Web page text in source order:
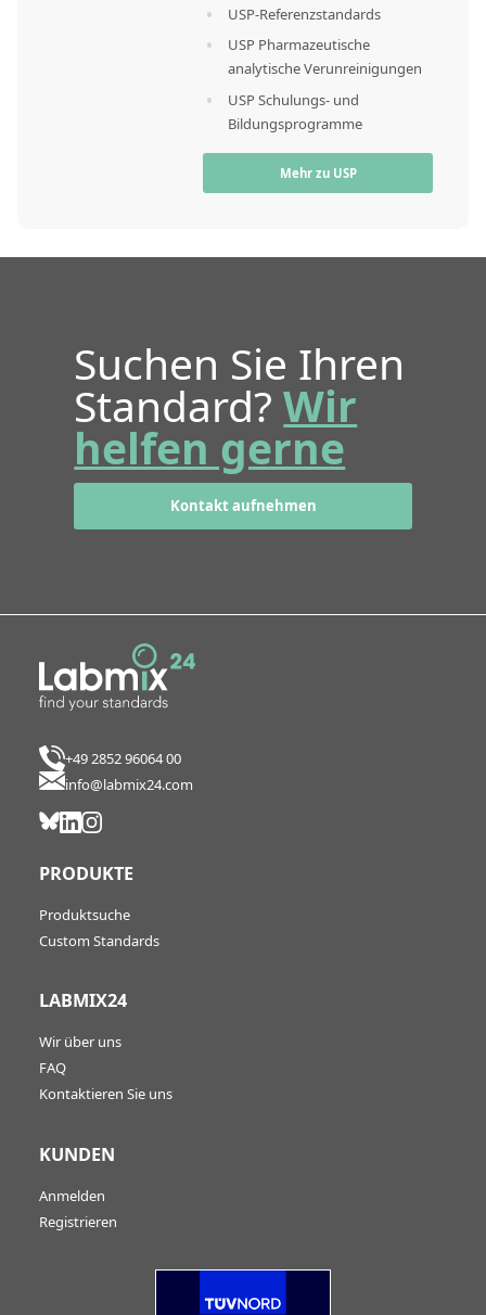
USP-Referenzstandards
USP Pharmazeutische
analytische Verunreinigungen
USP Schulungs- und
Bildungsprogramme
Mehr zu USP
Suchen Sie Ihren
Standard?Wir
helfen gerne
Kontakt aufnehmen
+49 2852 96064 00
info@labmix24.com
PRODUKTE
Produktsuche
Custom Standards
LABMIX24
Wir über uns
FAQ
Kontaktieren Sie uns
KUNDEN
Anmelden
Registrieren